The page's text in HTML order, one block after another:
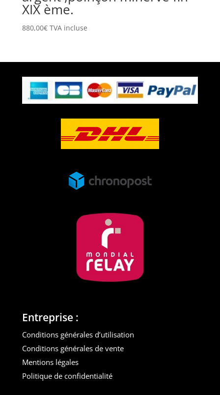
XIX ème.
880,00€ TVA incluse
Entreprise :
Conditions générales d’utilisation
Conditions générales de vente
Mentions légales
Politique de confidentialité